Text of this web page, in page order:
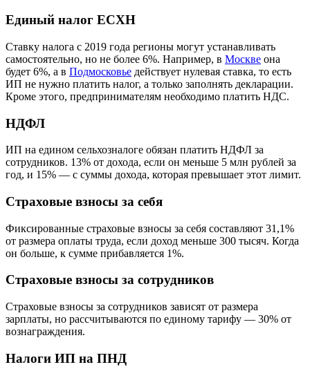
Единый налог ЕСХН
Ставку налога с 2019 года регионы могут устанавливать
самостоятельно, но не более 6%. Например, в Москве она
будет 6%, а в Подмосковье действует нулевая ставка, то есть
ИП не нужно платить налог, а только заполнять декларации.
Кроме этого, предпринимателям необходимо платить НДС.
НДФЛ
ИП на едином сельхозналоге обязан платить НДФЛ за
сотрудников. 13% от дохода, если он меньше 5 млн рублей за
год, и 15% — с суммы дохода, которая превышает этот лимит.
Страховые взносы за себя
Фиксированные страховые взносы за себя составляют 31,1%
от размера оплаты труда, если доход меньше 300 тысяч. Когда
он больше, к сумме прибавляется 1%.
Страховые взносы за сотрудников
Страховые взносы за сотрудников зависят от размера
зарплаты, но рассчитываются по единому тарифу — 30% от
вознаграждения.
Налоги ИП на ПНД